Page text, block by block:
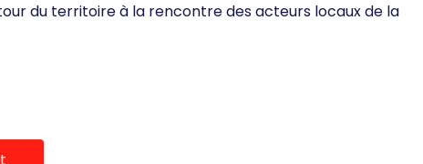
du territoire à la rencontre des acteurs locaux de la